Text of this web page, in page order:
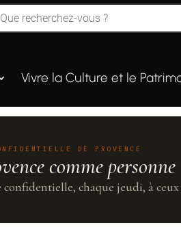
Vivre la Culture et le
DE PROVENCE
comme
chaque jeudi, à ceux